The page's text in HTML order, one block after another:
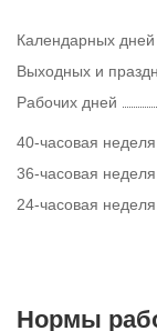
Календарных дней
Выходных и
Рабочих дней
40-часовая неделя
36-часовая неделя
24-часовая неделя
Нормы